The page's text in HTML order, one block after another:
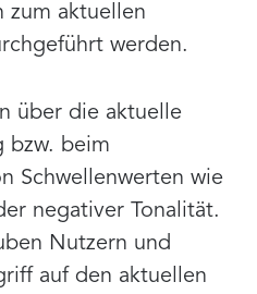
zum aktuellen
werden.
über die aktuelle
bzw. beim
Schwellenwerten wie
negativer Tonalität.
Nutzern und
auf den aktuellen